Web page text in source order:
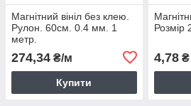
Магнітний вініл без клею.
Рулон. 60см. 0.4 мм. 1
метр.
274,34 ₴/м
Купити
4,78₴